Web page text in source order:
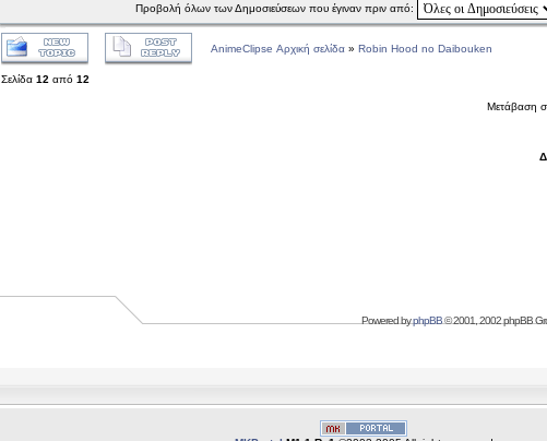
Προβολή όλων των Δημοσιεύσεων που έγιναν πριν από:
AnimeClipse Αρχική σελίδα» Robin Hood no Daibouken
Σελίδα 12 από 12
Μετάβαση
Powered byphpBB© 2001, 2002 phpBB